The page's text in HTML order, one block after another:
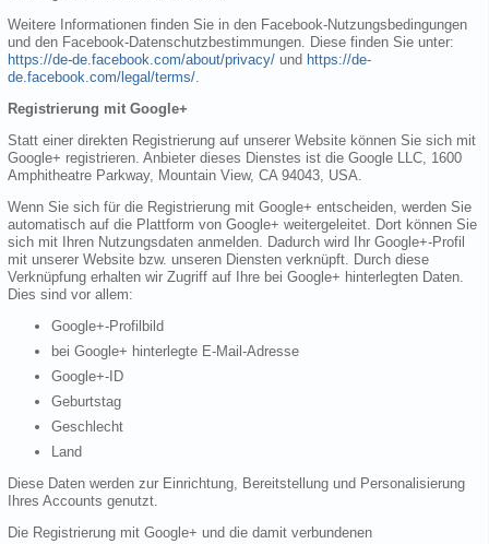
Weitere Informationen finden Sie in den Facebook-Nutzungsbedingungen
und den Facebook-Datenschutzbestimmungen. Diese finden Sie unter:
https://de-de.facebook.com/about/privacy/ und https://de-
de.facebook.com/legal/terms/.
Registrierung mit Google+
Statt einer direkten Registrierung auf unserer Website können Sie sich mit
Google+ registrieren. Anbieter dieses Dienstes ist die Google LLC, 1600
Amphitheatre Parkway, Mountain View, CA 94043, USA.
Wenn Sie sich für die Registrierung mit Google+ entscheiden, werden Sie
automatisch auf die Plattform von Google+ weitergeleitet. Dort können Sie
sich mit Ihren Nutzungsdaten anmelden. Dadurch wird Ihr Google+-Profil
mit unserer Website bzw. unseren Diensten verknüpft. Durch diese
Verknüpfung erhalten wir Zugriff auf Ihre bei Google+ hinterlegten Daten.
Dies sind vor allem:
Google+-Profilbild
bei Google+ hinterlegte E-Mail-Adresse
Google+-ID
Geburtstag
Geschlecht
Land
Diese Daten werden zur Einrichtung, Bereitstellung und Personalisierung
Ihres Accounts genutzt.
Die Registrierung mit Google+ und die damit verbundenen